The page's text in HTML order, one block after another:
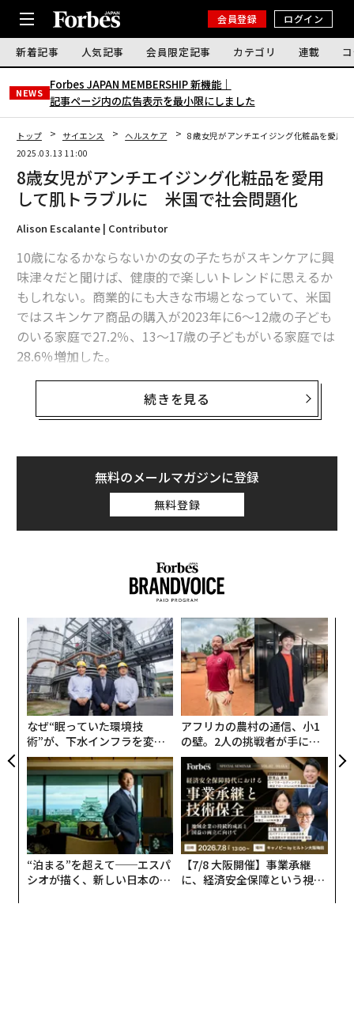
会員登録 ログイン
新着記事 人気記事 会員限定記事 カテゴリ 連載
NEWS
Forbes JAPAN MEMBERSHIP 新機能｜
記事ページ内の広告表示を最小限にしました
トップ サイエンス ヘルスケア
8歳女児がアンチエイジング化粧品を愛用
2025.03.13 11:00
8歳女児がアンチエイジング化粧品を愛用
して肌トラブルに 米国で社会問題化
Alison Escalante | Contributor
10歳になるかならないかの女の子たちがスキンケアに興
味津々だと聞けば、健康的で楽しいトレンドに思えるか
もしれない。商業的にも大きな市場となっていて、米国
ではスキンケア商品の購入が2023年に6〜12歳の子ども
のいる家庭で27.2％、13〜17歳の子どもがいる家庭では
28.6％増加した。
しかし、40代女性向けのアンチエイジング基礎化粧品を
8歳そこそこの女児が使用し、アレルギーや発疹・皮膚
となれば、社会問題だと言わざるを得ない。年端もいか
ない少女たちを駆り立てているのは「#SephoraKids」
（セフォラキッズ）というSNSのトレンドだ。
問題は肌トラブルだけではない。このトレンドは、少女
にも、友達や仲良しグループの作り方にも影響を及ぼし
続きを見る
無料のメールマガジンに登録
無料登録
なぜ“眠っていた環境技
術”が、下水インフラを変え
たのか──産総研×月島JFE
アクアソリューションの10年
アフリカの農村の通信、小1
の壁。2人の挑戦者が手にし
た「次なる武器」
“泊まる”を超えて──エスパ
シオが描く、新しい日本のラ
【7/8 大阪開催】事業承継
に、経済安全保障という視点